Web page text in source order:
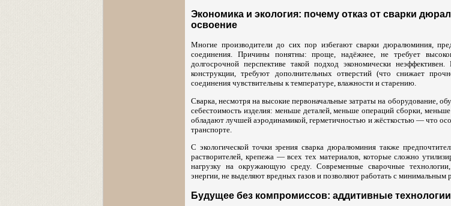
Экономика и экология: почему отказ от сварки
освоение
Многие производители до сих пор избегают сварки дюралюминия,
соединения. Причины понятны: проще, надёжнее, не требует
долгосрочной перспективе такой подход экономически
конструкции, требуют дополнительных отверстий (что снижает
соединения чувствительны к температуре, влажности и старению.
Сварка, несмотря на высокие первоначальные затраты на оборудование,
себестоимость изделия: меньше деталей, меньше операций сборки,
обладают лучшей аэродинамикой, герметичностью и жёсткостью — что
транспорте.
С экологической точки зрения сварка дюралюминия также
растворителей, крепежа — всех тех материалов, которые сложно
нагрузку на окружающую среду. Современные сварочные
энергии, не выделяют вредных газов и позволяют работать с минимальным
Будущее без компромиссов: аддитивные